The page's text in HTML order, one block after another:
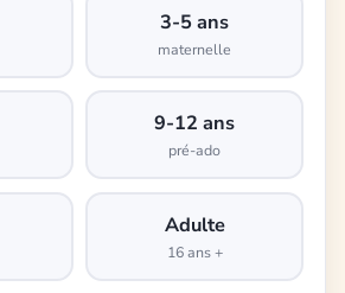
3-5 ans
maternelle
9-12 ans
pré-ado
Adulte
16 ans +